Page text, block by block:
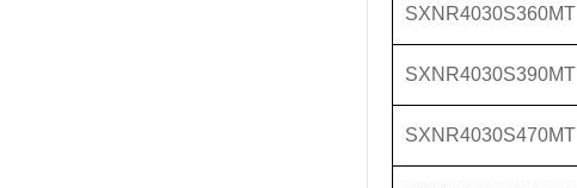
SXNR4030S360MT
SXNR4030S390MT
SXNR4030S470MT